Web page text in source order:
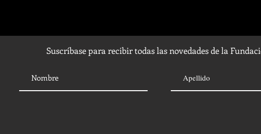
Suscríbase para recibir todas las novedades de la